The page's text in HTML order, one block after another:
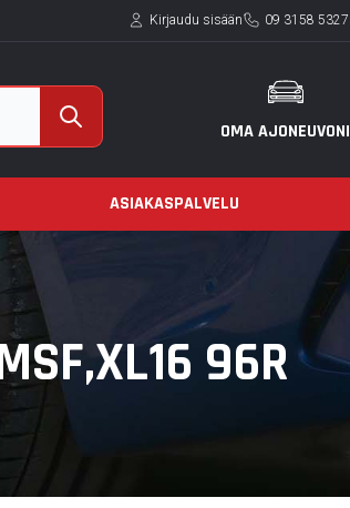
Kirjaudu sisään 09 3158 5327
OMA AJONEUVONI
ASIAKASPALVELU
96R